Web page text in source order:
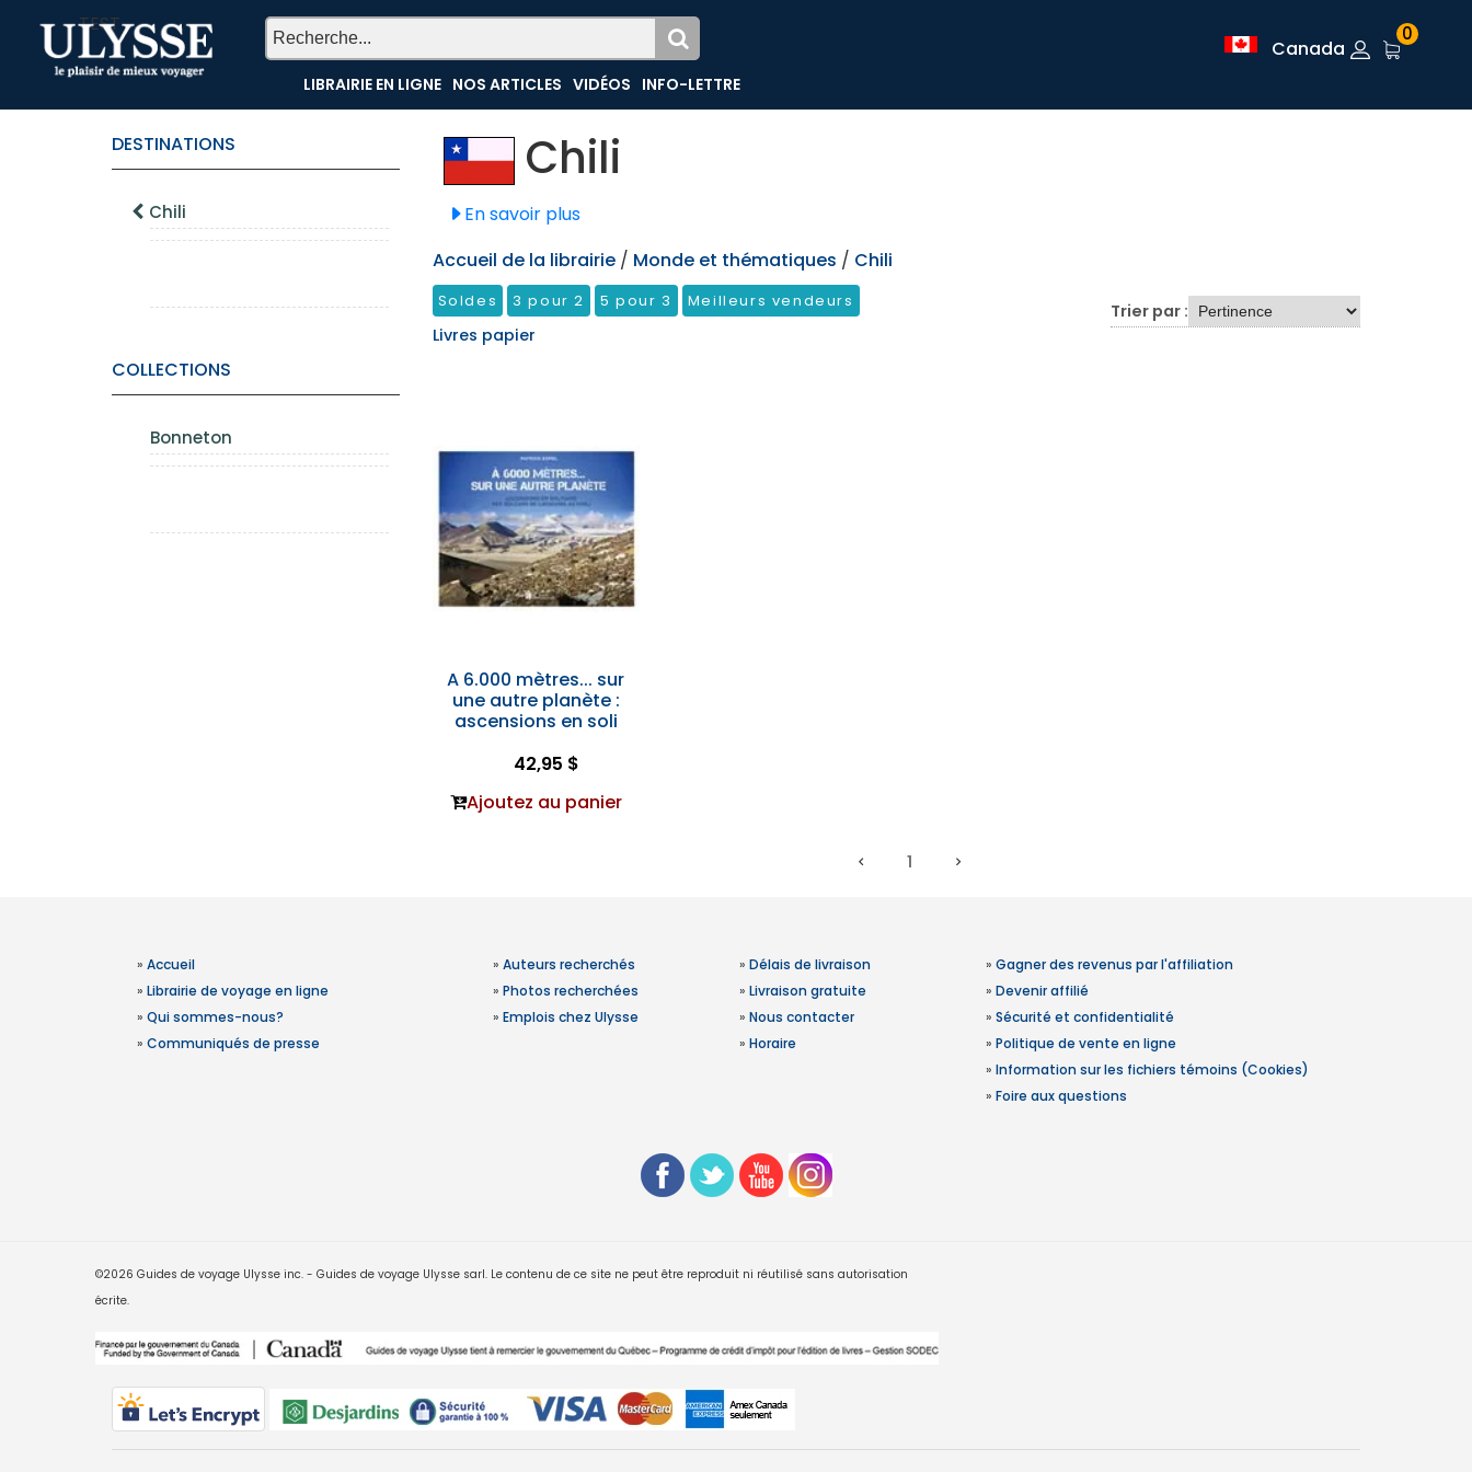
TEST
LIBRAIRIE EN LIGNE NOS ARTICLES VIDÉOS INFO-LETTRE
Canada
0
DESTINATIONS
Chili
COLLECTIONS
Bonneton
Chili
En savoir plus
Accueil de la librairie / Monde et thématiques / Chili
Soldes 3 pour 2 5 pour 3 Meilleurs vendeurs
Livres papier
Trier par :
A 6.000 mètres... sur
une autre planète :
ascensions en soli
42,95 $
Ajoutez au panier
1
» Accueil
» Librairie de voyage en ligne
» Qui sommes-nous?
» Communiqués de presse
» Auteurs recherchés
» Photos recherchées
» Emplois chez Ulysse
» Délais de livraison
» Livraison gratuite
» Nous contacter
» Horaire
» Gagner des revenus par l'affiliation
» Devenir affilié
» Sécurité et confidentialité
» Politique de vente en ligne
» Information sur les fichiers témoins (Cookies)
» Foire aux questions
©2026 Guides de voyage Ulysse inc. - Guides de voyage Ulysse sarl. Le contenu de ce site ne peut être reproduit ni réutilisé sans autorisation
écrite.